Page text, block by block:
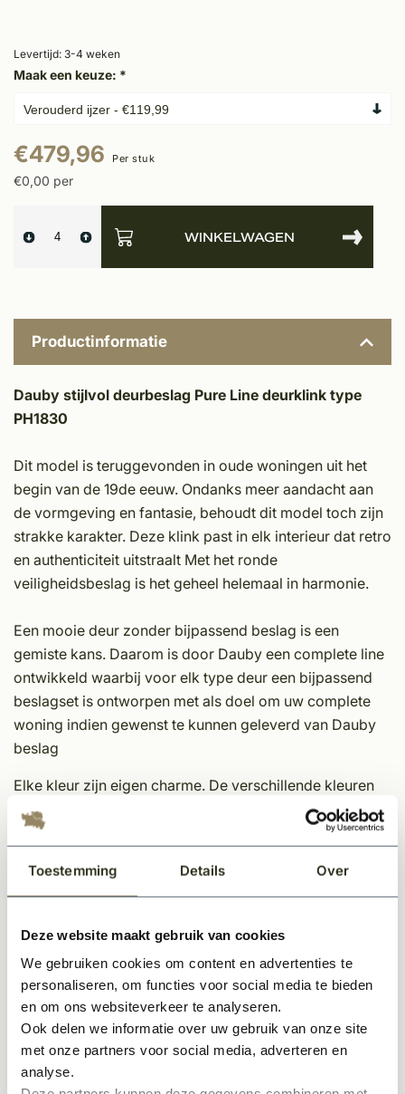
Toestemming Details Over
Deze website maakt gebruik van cookies
We gebruiken cookies om content en advertenties te
personaliseren, om functies voor social media te bieden
en om ons websiteverkeer te analyseren.
Ook delen we informatie over uw gebruik van onze site
met onze partners voor social media, adverteren en
analyse.
Levertijd: 3-4 weken
Maak een keuze: *
€479,96 Per stuk
€0,00 per
WINKELWAGEN
Productinformatie
Dauby stijlvol deurbeslag Pure Line deurklink type
PH1830
Dit model is teruggevonden in oude woningen uit het
begin van de 19de eeuw. Ondanks meer aandacht aan
de vormgeving en fantasie, behoudt dit model toch zijn
strakke karakter. Deze klink past in elk interieur dat retro
en authenticiteit uitstraalt Met het ronde
veiligheidsbeslag is het geheel helemaal in harmonie.
Een mooie deur zonder bijpassend beslag is een
gemiste kans. Daarom is door Dauby een complete line
ontwikkeld waarbij voor elk type deur een bijpassend
beslagset is ontworpen met als doel om uw complete
woning indien gewenst te kunnen geleverd van Dauby
beslag
Elke kleur zijn eigen charme. De verschillende kleuren
en bijbehorende kleurinformatie kunt u terugvinden in
het bijgevoegde document ''kleurinformatie Pure Line''.
Eigenschappen Dauby decoratief beslag:
Tijdloos
Geschikt voor interieur & exterieur
In meerdere kleuren en varianten leverbaar
Sfeervol en karakteristieke uitstraling
Onderhoudsvriendelijk materiaal
Specificaties